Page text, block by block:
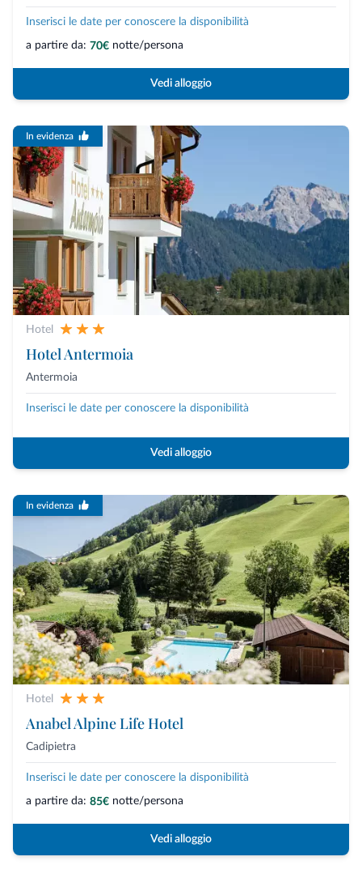
Inserisci le date per conoscere la disponibilità
a partire da: 70€ notte/persona
Vedi alloggio
In evidenza
Hotel
Hotel Antermoia
Antermoia
Inserisci le date per conoscere la disponibilità
Vedi alloggio
In evidenza
Hotel
Anabel Alpine Life Hotel
Cadipietra
Inserisci le date per conoscere la disponibilità
a partire da: 85€ notte/persona
Vedi alloggio